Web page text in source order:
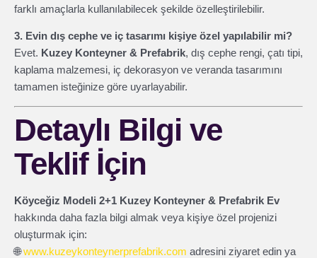
farklı amaçlarla kullanılabilecek şekilde özelleştirilebilir.
3. Evin dış cephe ve iç tasarımı kişiye özel yapılabilir mi?
Evet. Kuzey Konteyner & Prefabrik, dış cephe rengi, çatı tipi,
kaplama malzemesi, iç dekorasyon ve veranda tasarımını
tamamen isteğinize göre uyarlayabilir.
Detaylı Bilgi ve
Teklif İçin
Köyceğiz Modeli 2+1 Kuzey Konteyner & Prefabrik Ev
hakkında daha fazla bilgi almak veya kişiye özel projenizi
oluşturmak için:
🌐www.kuzeykonteynerprefabrik.com adresini ziyaret edin ya